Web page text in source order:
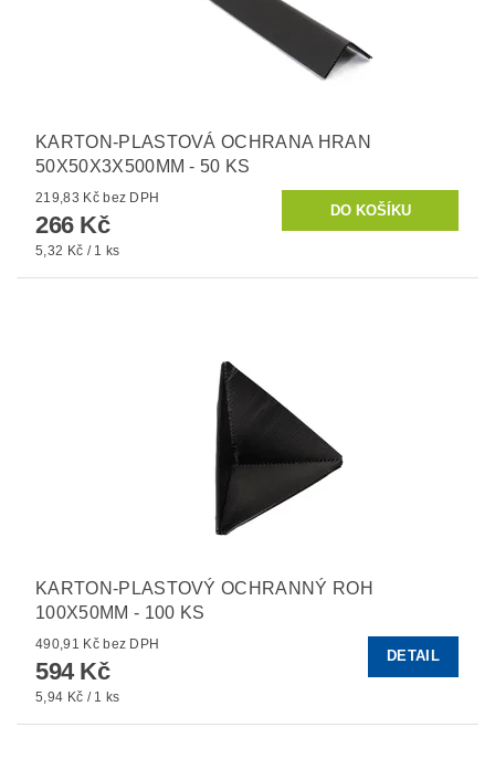
KARTON-PLASTOVÁ OCHRANA HRAN
50X50X3X500MM - 50 KS
219,83 Kč bez DPH
266 Kč
5,32 Kč / 1 ks
KARTON-PLASTOVÝ OCHRANNÝ ROH
100X50MM - 100 KS
490,91 Kč bez DPH
594 Kč
5,94 Kč / 1 ks
DETAIL